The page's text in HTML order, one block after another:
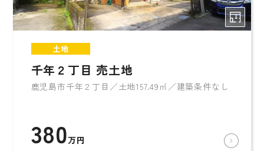
土地
千年２丁目 売土地
鹿児島市千年２丁目／土地157.49㎡／建築条件なし
380万円